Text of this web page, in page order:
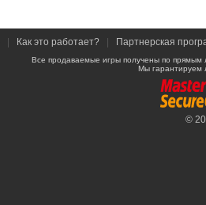
Как это работает? Партнерская
Все продаваемые игры получены по
Мы гарантируем
©